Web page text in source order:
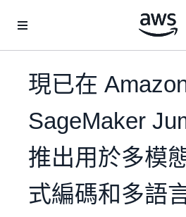
現已在
SageMaker
推出用於多模
式編碼和多語